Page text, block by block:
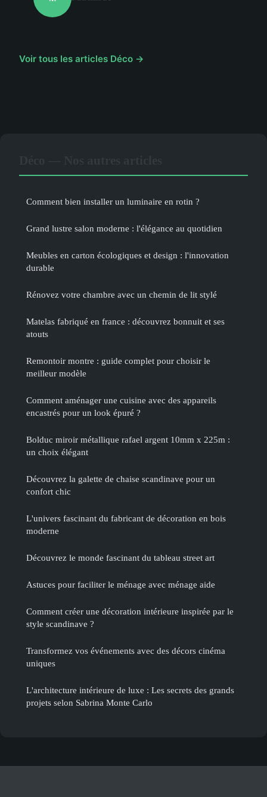
Voir tous les articles Déco →
Comment bien installer un luminaire en rotin ?
Grand lustre salon moderne : l'élégance au quotidien
Meubles en carton écologiques et design : l'innovation
durable
Rénovez votre chambre avec un chemin de lit stylé
Matelas fabriqué en france : découvrez bonnuit et ses
atouts
Remontoir montre : guide complet pour choisir le
meilleur modèle
Comment aménager une cuisine avec des appareils
encastrés pour un look épuré ?
Bolduc miroir métallique rafael argent 10mm x 225m :
un choix élégant
Découvrez la galette de chaise scandinave pour un
confort chic
L'univers fascinant du fabricant de décoration en bois
moderne
Découvrez le monde fascinant du tableau street art
Astuces pour faciliter le ménage avec ménage aide
Comment créer une décoration intérieure inspirée par le
style scandinave ?
Transformez vos événements avec des décors cinéma
uniques
L'architecture intérieure de luxe : Les secrets des grands
projets selon Sabrina Monte Carlo